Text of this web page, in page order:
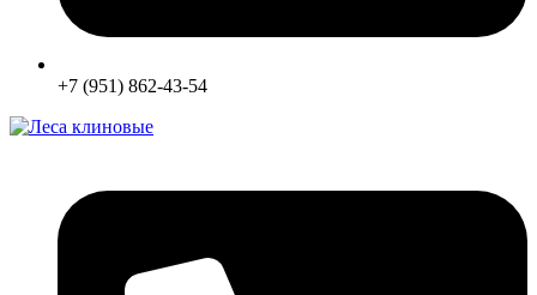
+7 (951) 862-43-54